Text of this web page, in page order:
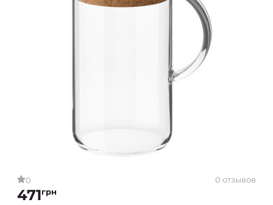
0 0 отзывов
471грн